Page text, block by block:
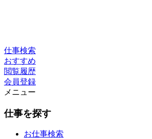
仕事検索
おすすめ
閲覧履歴
会員登録
メニュー
仕事を探す
お仕事検索